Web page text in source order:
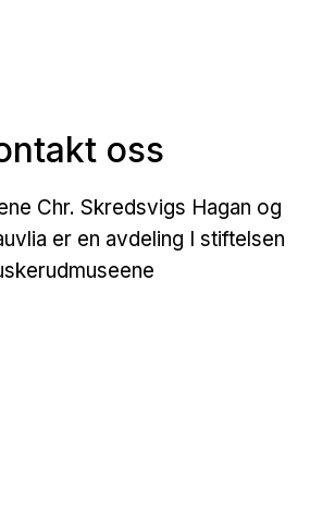
oss
Chr. Skredsvigs Hagan og
er en avdeling I stiftelsen